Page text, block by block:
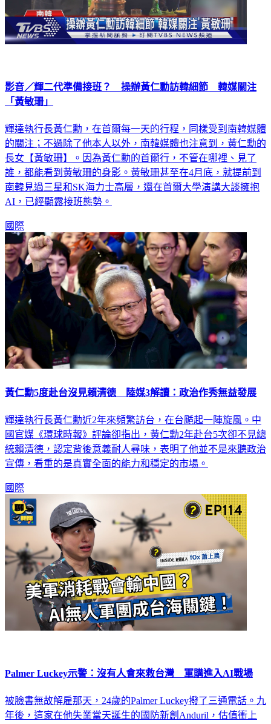
影音／輝二代準備接班？ 操辦黃仁勳訪韓細節 韓媒關注
「黃敏珊」
輝達執行長黃仁勳，在首爾每一天的行程，同樣受到南韓媒體
的關注；不過除了他本人以外，南韓媒體也注意到，黃仁勳的
長女【黃敏珊】。因為黃仁勳的首爾行，不管在哪裡、見了
誰，都能看到黃敏珊的身影。黃敏珊甚至在4月底，就提前到
南韓見過三星和SK海力士高層，還在首爾大學演講大談擁抱
AI，已經顯露接班態勢。
國際
黃仁勳5度赴台沒見賴清德 陸媒3解讀：政治作秀無益發展
輝達執行長黃仁勳近2年來頻繁訪台，在台颳起一陣旋風。中
國官媒《環球時報》評論卻指出，黃仁勳2年赴台5次卻不見總
統賴清德，認定背後意義耐人尋味，表明了他並不是來聽政治
宣傳，看重的是真實全面的能力和穩定的市場。
國際
Palmer Luckey示警：沒有人會來救台灣 軍購進入AI戰場
被臉書無故解雇那天，24歲的Palmer Luckey撥了三通電話。九
年後，這家在他失業當天誕生的國防新創Anduril，估值衝上